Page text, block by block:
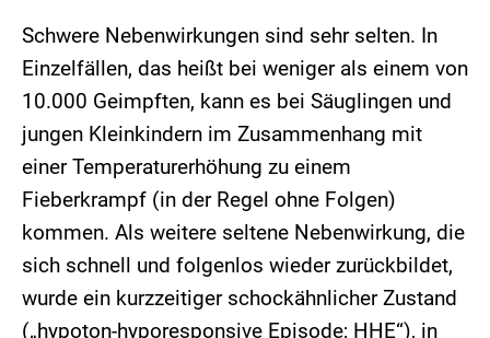
Schwere Nebenwirkungen sind sehr selten. In
Einzelfällen, das heißt bei weniger als einem von
10.000 Geimpften, kann es bei Säuglingen und
jungen Kleinkindern im Zusammenhang mit
einer Temperaturerhöhung zu einem
Fieberkrampf (in der Regel ohne Folgen)
kommen. Als weitere seltene Nebenwirkung, die
sich schnell und folgenlos wieder zurückbildet,
wurde ein kurzzeitiger schockähnlicher Zustand
(„hypoton-hyporesponsive Episode; HHE“), in